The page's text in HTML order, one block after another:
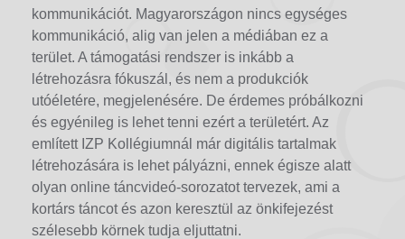
kommunikációt. Magyarországon nincs egységes
kommunikáció, alig van jelen a médiában ez a
terület. A támogatási rendszer is inkább a
létrehozásra fókuszál, és nem a produkciók
utóéletére, megjelenésére. De érdemes próbálkozni
és egyénileg is lehet tenni ezért a területért. Az
említett IZP Kollégiumnál már digitális tartalmak
létrehozására is lehet pályázni, ennek égisze alatt
olyan online táncvideó-sorozatot tervezek, ami a
kortárs táncot és azon keresztül az önkifejezést
szélesebb körnek tudja eljuttatni.